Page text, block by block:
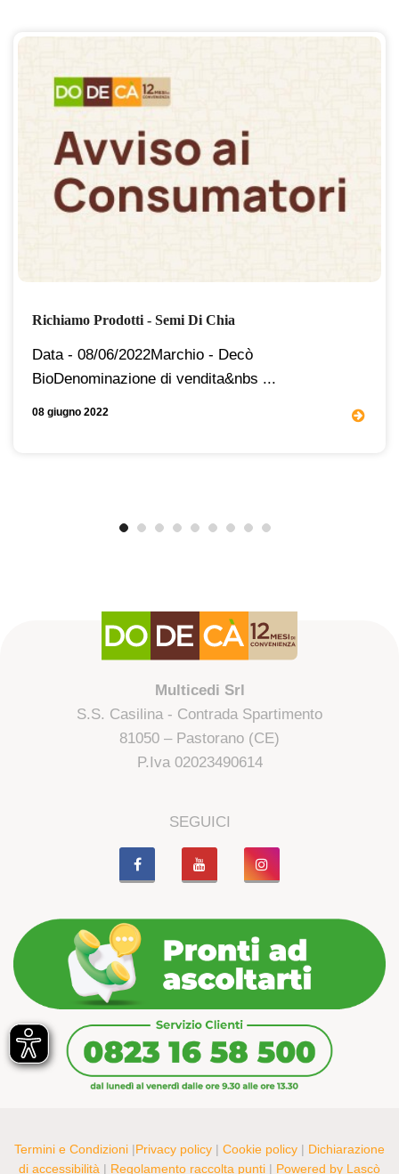
Richiamo Prodotti - Semi Di Chia
Data - 08/06/2022Marchio - Decò
BioDenominazione di vendita&nbs ...
08 giugno 2022
Multicedi Srl
S.S. Casilina - Contrada Spartimento
81050 – Pastorano (CE)
P.Iva 02023490614
SEGUICI
Termini e Condizioni |Privacy policy | Cookie policy | Dichiarazione
di accessibilità | Regolamento raccolta punti | Powered by Lascò